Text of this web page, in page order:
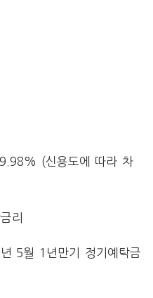
(신용도에 따라 차
리
5월 1년만기 정기예탁금